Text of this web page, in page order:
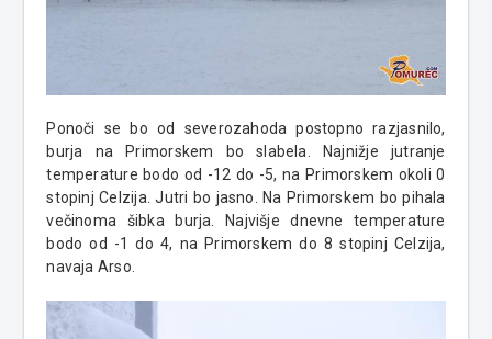
Ponoči se bo od severozahoda postopno razjasnilo,
burja na Primorskem bo slabela. Najnižje jutranje
temperature bodo od -12 do -5, na Primorskem okoli 0
stopinj Celzija. Jutri bo jasno. Na Primorskem bo pihala
večinoma šibka burja. Najvišje dnevne temperature
bodo od -1 do 4, na Primorskem do 8 stopinj Celzija,
navaja Arso.